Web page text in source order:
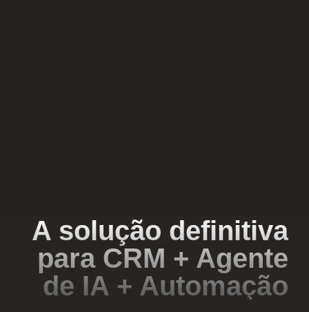
A solução definitiva
para CRM + Agente
de IA + Automação